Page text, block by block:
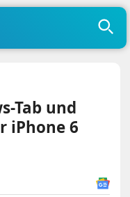
Tab und
iPhone 6